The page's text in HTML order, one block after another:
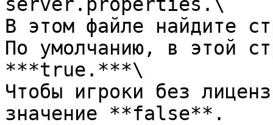
В этом файле найдите
По умолчанию, в этой
***true.***\
Чтобы игроки без
значение **false**.